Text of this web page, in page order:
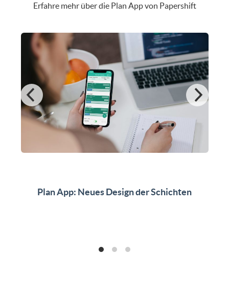
Erfahre mehr über die Plan App von Papershift
Plan App: Neues Design der Schichten